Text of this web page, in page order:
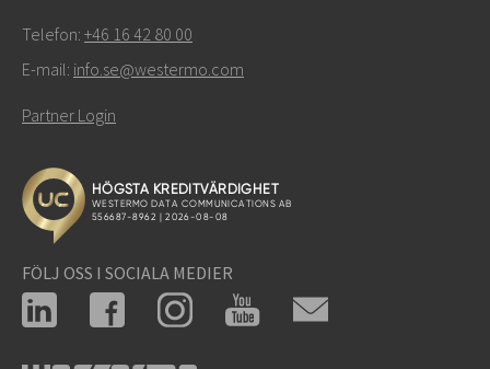
Telefon: +46 16 42 80 00
E-mail: info.se@westermo.com
Partner Login
FÖLJ OSS I SOCIALA MEDIER